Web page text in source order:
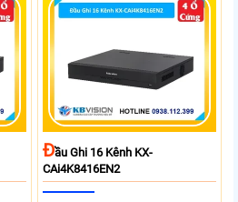
ĐẦu Ghi 16 Kênh KX-
CAi4K8416EN2